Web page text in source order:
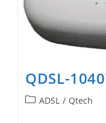
QDSL-
Рубрика
ADSL / Qtech